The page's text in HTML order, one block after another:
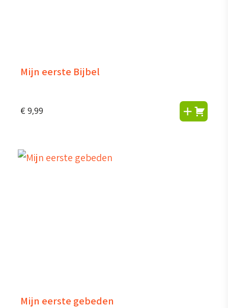
Mijn eerste Bijbel
€ 9,99
Mijn eerste gebeden